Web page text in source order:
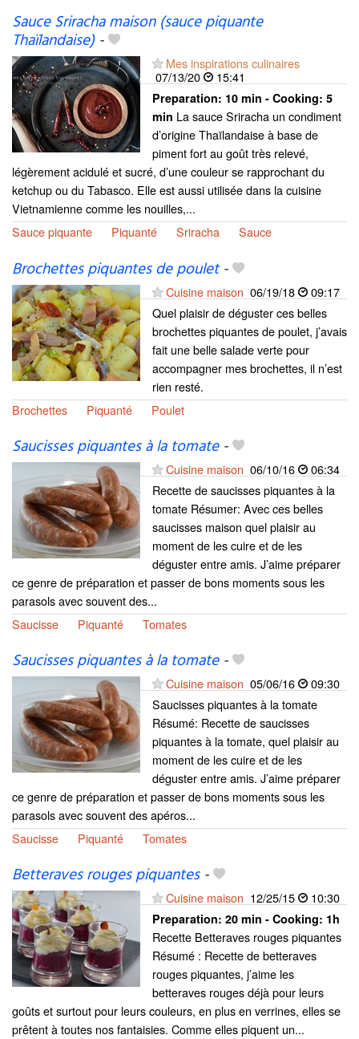
Sauce Sriracha maison (sauce piquante
Thaïlandaise)-
Mes inspirations culinaires
07/13/20
15:41
Preparation: 10 min - Cooking: 5
min La sauce Sriracha un condiment
d’origine Thaïlandaise à base de
piment fort au goût très relevé,
légèrement acidulé et sucré, d’une couleur se rapprochant du
ketchup ou du Tabasco. Elle est aussi utilisée dans la cuisine
Vietnamienne comme les nouilles,...
Sauce piquante
Piquanté Sriracha Sauce
Brochettes piquantes de poulet-
Cuisine maison 06/19/18
09:17
Quel plaisir de déguster ces belles
brochettes piquantes de poulet, j’avais
fait une belle salade verte pour
accompagner mes brochettes, il n’est
rien resté.
Brochettes
Piquanté Poulet
Saucisses piquantes à la tomate-
Cuisine maison 06/10/16
06:34
Recette de saucisses piquantes à la
tomate Résumer: Avec ces belles
saucisses maison quel plaisir au
moment de les cuire et de les
déguster entre amis. J’aime préparer
ce genre de préparation et passer de bons moments sous les
parasols avec souvent des...
Saucisse
Piquanté Tomates
Saucisses piquantes à la tomate-
Cuisine maison 05/06/16
09:30
Saucisses piquantes à la tomate
Résumé: Recette de saucisses
piquantes à la tomate, quel plaisir au
moment de les cuire et de les
déguster entre amis. J’aime préparer
ce genre de préparation et passer de bons moments sous les
parasols avec souvent des apéros...
Saucisse
Piquanté Tomates
Betteraves rouges piquantes-
Cuisine maison 12/25/15 10:30
Preparation: 20 min - Cooking: 1h
Recette Betteraves rouges piquantes
Résumé : Recette de betteraves
rouges piquantes, j’aime les
betteraves rouges déjà pour leurs
goûts et surtout pour leurs couleurs, en plus en verrines, elles se
prêtent à toutes nos fantaisies. Comme elles piquent un...